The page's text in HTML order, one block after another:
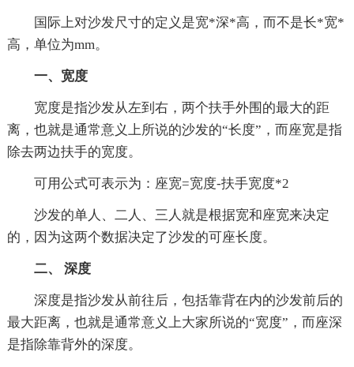
国际上对沙发尺寸的定义是宽*深*高，而不是长*宽*
高，单位为mm。
一、宽度
宽度是指沙发从左到右，两个扶手外围的最大的距
离，也就是通常意义上所说的沙发的“长度”，而座宽是指
除去两边扶手的宽度。
可用公式可表示为：座宽=宽度-扶手宽度*2
沙发的单人、二人、三人就是根据宽和座宽来决定
的，因为这两个数据决定了沙发的可座长度。
二、 深度
深度是指沙发从前往后，包括靠背在内的沙发前后的
最大距离，也就是通常意义上大家所说的“宽度”，而座深
是指除靠背外的深度。